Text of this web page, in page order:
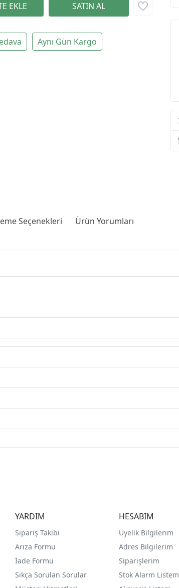
Aynı Gün Kargo
Seçenekleri Ürün Yorumları
YARDIM
Sipariş Takibi
Arıza Formu
İade Formu
Sıkça Sorulan Sorular
HESABIM
Üyelik Bilgilerim
Adres Bilgilerim
Siparişlerim
Stok Alarm Listem